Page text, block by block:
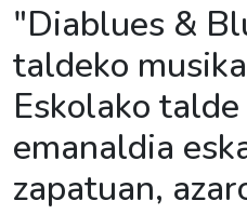
"Diablues &
taldeko
Eskolako
emanaldia
zapatuan,